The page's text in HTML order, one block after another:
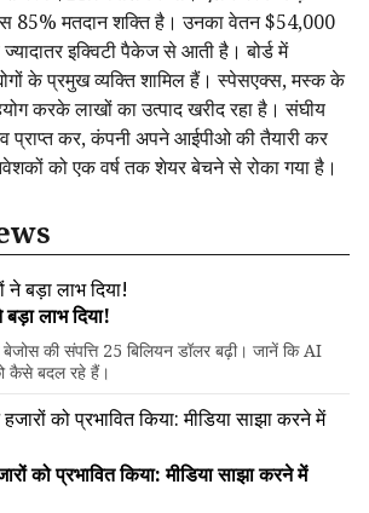
85% मतदान शक्ति है। उनका वेतन $54,000
इक्विटी पैकेज से आती है। बोर्ड में
के प्रमुख व्यक्ति शामिल हैं। स्पेसएक्स, मस्क के
करके लाखों का उत्पाद खरीद रहा है। संघीय
प्राप्त कर, कंपनी अपने आईपीओ की तैयारी कर
को एक वर्ष तक शेयर बेचने से रोका गया है।
लाभ दिया!
की संपत्ति 25 बिलियन डॉलर बढ़ी। जानें कि AI
कैसे बदल रहे हैं।
को प्रभावित किया: मीडिया साझा करने में